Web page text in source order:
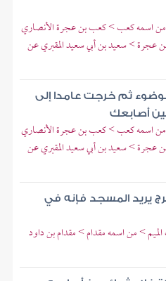
من اسمه كعب > كعب بن عجرة الأنصاري
عجرة > سعيد بن أبي سعيد المقبري عن
ثم خرجت عامدا إلى
أصابعك
من اسمه كعب > كعب بن عجرة الأنصاري
عجرة > سعيد بن أبي سعيد المقبري عن
يريد المسجد فإنه في
> من اسمه مقدام > مقدام بن داود